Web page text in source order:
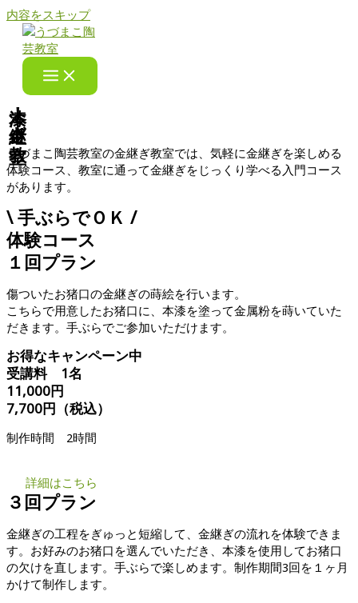
内容をスキップ
本漆！金継ぎ教室
うづまこ陶芸教室の金継ぎ教室では、気軽に金継ぎを楽しめる
体験コース、教室に通って金継ぎをじっくり学べる入門コース
があります。
\ 手ぶらでＯＫ /
体験コース
１回プラン
傷ついたお猪口の金継ぎの蒔絵を行います。
こちらで用意したお猪口に、本漆を塗って金属粉を蒔いていた
だきます。手ぶらでご参加いただけます。
お得なキャンペーン中
受講料 1名
11,000円
7,700円（税込）
制作時間 2時間
詳細はこちら
３回プラン
金継ぎの工程をぎゅっと短縮して、金継ぎの流れを体験できま
す。お好みのお猪口を選んでいただき、本漆を使用してお猪口
の欠けを直します。手ぶらで楽しめます。制作期間3回を１ヶ月
かけて制作します。